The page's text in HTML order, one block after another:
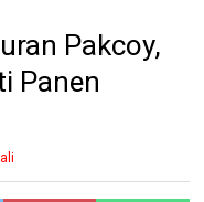
Pakcoy,
Panen